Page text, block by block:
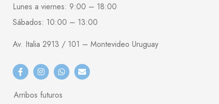
Lunes a viernes: 9:00 – 18:00
Sábados: 10:00 – 13:00
Av. Italia 2913 / 101 – Montevideo Uruguay
Arribos futuros